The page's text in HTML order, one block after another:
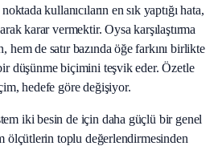
kullanıcıların en sık yaptığı hata,
karar vermektir. Oysa karşılaştırma
hem de satır bazında öğe farkını birlikte
düşünme biçimini teşvik eder. Özetle
hedefe göre değişiyor.
iki besin de için daha güçlü bir genel
ölçütlerin toplu değerlendirmesinden